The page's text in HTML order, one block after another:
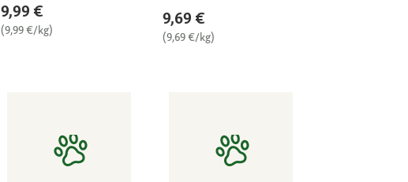
9,99 €
(9,99 €/kg)
9,69 €
(9,69 €/kg)